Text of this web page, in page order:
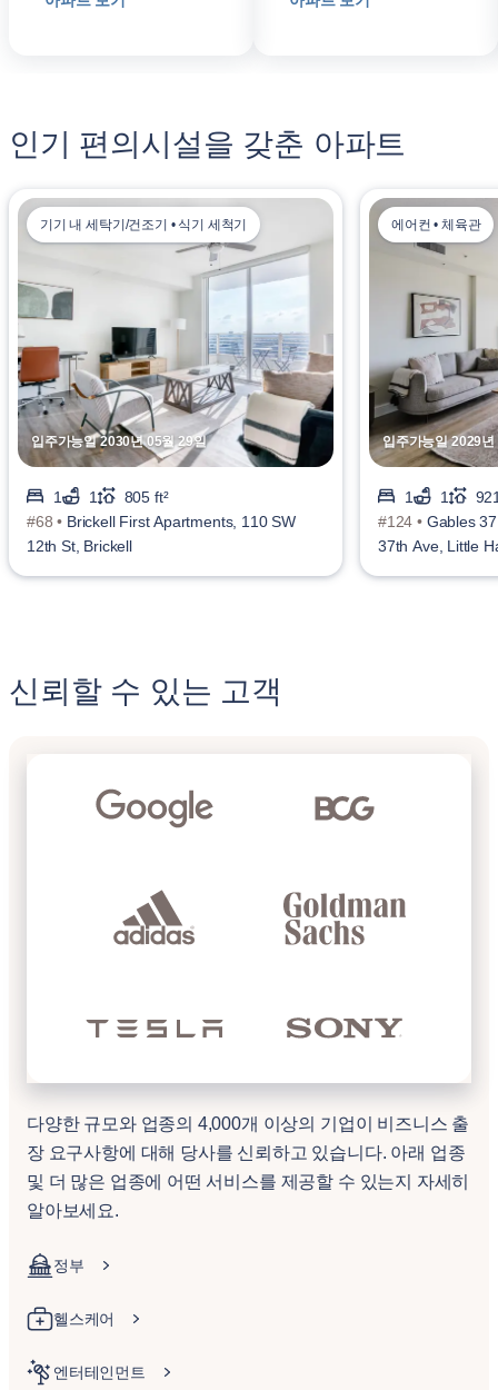
인기 편의시설을 갖춘 아파트
입주가능일 2030년 05월 29일
기기 내 세탁기/건조기 • 식기 세척기
1 1
805 ft²
#68 • Brickell First Apartments, 110 SW
12th St, Brickell
입주가능일 2029
에어컨 • 체육관
1 1
#124 • Gables
37th Ave, Little
신뢰할 수 있는 고객
다양한 규모와 업종의 4,000개 이상의 기업이 비즈니스 출
장 요구사항에 대해 당사를 신뢰하고 있습니다. 아래 업종
및 더 많은 업종에 어떤 서비스를 제공할 수 있는지 자세히
알아보세요.
정부
헬스케어
엔터테인먼트